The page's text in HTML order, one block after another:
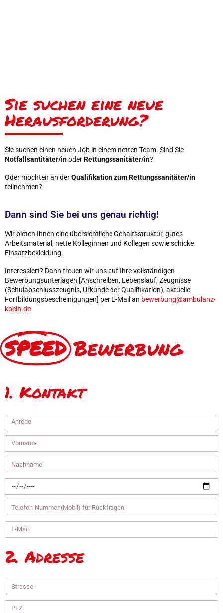
Sie suchen eine neue
Herausforderung?
Sie suchen einen neuen Job in einem netten Team. Sind Sie
Notfallsantitäter/inoderRettungssanitäter/in?
Oder möchten an derQualifikation zum Rettungssanitäter/in
teilnehmen?
Dann sind Sie bei uns genau richtig!
Wir bieten Ihnen eine übersichtliche Gehaltsstruktur, gutes
Arbeitsmaterial, nette Kolleginnen und Kollegen sowie schicke
Einsatzbekleidung.
Interessiert? Dann freuen wir uns auf Ihre vollständigen
Bewerbungsunterlagen [Anschreiben, Lebenslauf, Zeugnisse
(Schulabschlusszeugnis, Urkunde der Qualifikation), aktuelle
Fortbildungsbescheinigungen] per E-Mail an bewerbung@ambulanz-
koeln.de
SPEED Bewerbung
1. Kontakt
2. Adresse